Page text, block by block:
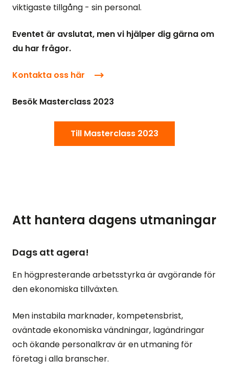
viktigaste tillgång - sin personal.
Eventet är avslutat, men vi hjälper dig gärna om
du har frågor.
Kontakta oss här
Besök Masterclass 2023
Till Masterclass 2023
Att hantera dagens utmaningar
Dags att agera!
En högpresterande arbetsstyrka är avgörande för
den ekonomiska tillväxten.
Men instabila marknader, kompetensbrist,
oväntade ekonomiska vändningar, lagändringar
och ökande personalkrav är en utmaning för
företag i alla branscher.